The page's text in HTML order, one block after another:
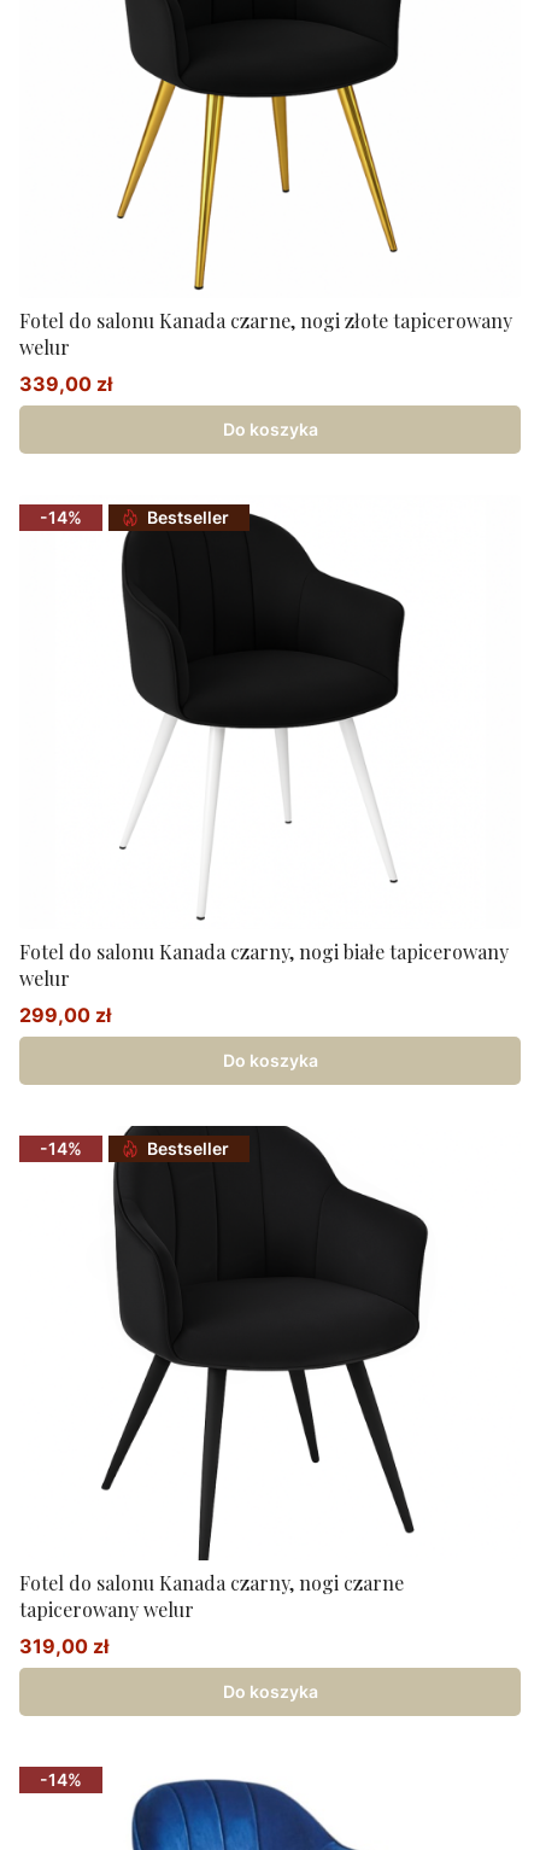
Fotel do salonu Kanada czarne, nogi złote tapicerowany
welur
Cena promocyjna
339,00 zł
Do koszyka
-14% Bestseller
Fotel do salonu Kanada czarny, nogi białe tapicerowany
welur
Cena promocyjna
299,00 zł
Do koszyka
-14% Bestseller
Fotel do salonu Kanada czarny, nogi czarne
tapicerowany welur
Cena promocyjna
319,00 zł
Do koszyka
-14%